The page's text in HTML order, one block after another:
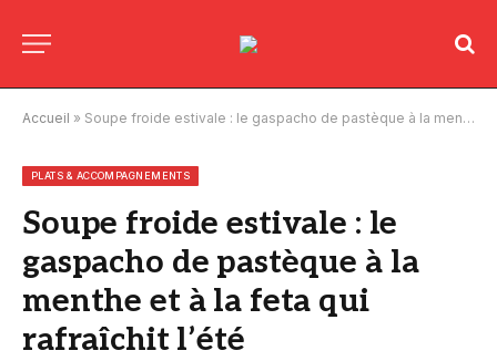
Accueil » Soupe froide estivale : le gaspacho de pastèque à la menthe et à la feta qui rafraîchit l’été
PLATS & ACCOMPAGNEMENTS
Soupe froide estivale : le
gaspacho de pastèque à la
menthe et à la feta qui
rafraîchit l’été